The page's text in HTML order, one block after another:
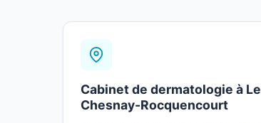
Cabinet de dermatologie à Le
Chesnay-Rocquencourt